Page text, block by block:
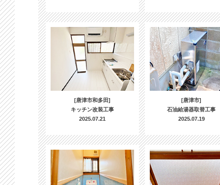
[唐津市和多田]
キッチン改装工事
2025.07.21
[唐津市]
石油給湯器取替工事
2025.07.19